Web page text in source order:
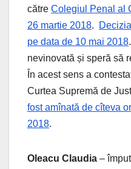
către Colegiul Penal al
26 martie 2018.
pe data de 10 mai 2018
nevinovată și speră să
În acest sens a
Curtea Supremă de
fost amînată de cîteva
2018.
Oleacu Claudia –